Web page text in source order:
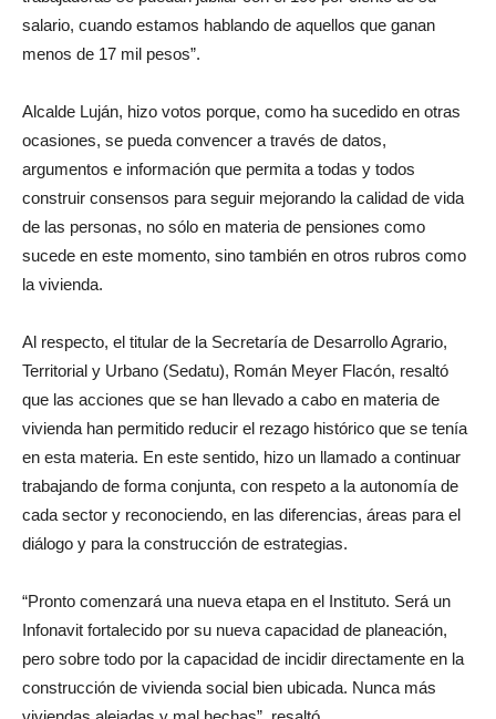
salario, cuando estamos hablando de aquellos que ganan
menos de 17 mil pesos”.
Alcalde Luján, hizo votos porque, como ha sucedido en otras
ocasiones, se pueda convencer a través de datos,
argumentos e información que permita a todas y todos
construir consensos para seguir mejorando la calidad de vida
de las personas, no sólo en materia de pensiones como
sucede en este momento, sino también en otros rubros como
la vivienda.
Al respecto, el titular de la Secretaría de Desarrollo Agrario,
Territorial y Urbano (Sedatu), Román Meyer Flacón, resaltó
que las acciones que se han llevado a cabo en materia de
vivienda han permitido reducir el rezago histórico que se tenía
en esta materia. En este sentido, hizo un llamado a continuar
trabajando de forma conjunta, con respeto a la autonomía de
cada sector y reconociendo, en las diferencias, áreas para el
diálogo y para la construcción de estrategias.
“Pronto comenzará una nueva etapa en el Instituto. Será un
Infonavit fortalecido por su nueva capacidad de planeación,
pero sobre todo por la capacidad de incidir directamente en la
construcción de vivienda social bien ubicada. Nunca más